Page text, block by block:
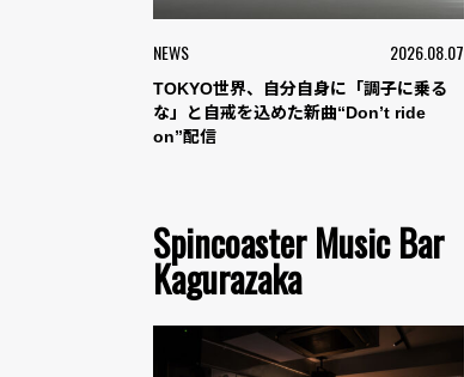
NEWS 2026.08.07
TOKYO世界、自分自身に「調子に乗る
な」と自戒を込めた新曲“Don’t ride
on”配信
Spincoaster Music Bar
Kagurazaka